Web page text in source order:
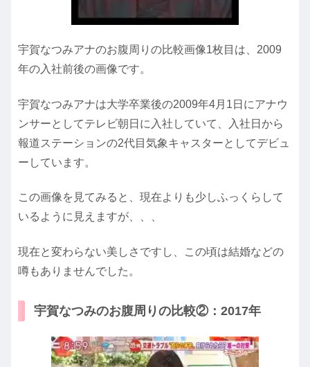
宇賀なつみアナのお腹周りの比較画像1枚目は、2009
年の入社前後の画像です。
宇賀なつみアナは大学卒業後の2009年4月1日にアナウ
ンサーとしてテレビ朝日に入社していて、入社日から
報道ステーションの2代目気象キャスターとしてデビュ
ーしています。
この画像を見てみると、現在よりも少しふっくらして
いるように見えますが、、、
現在と変わらない美しさですし、この頃は結婚などの
噂もありませんでした。
宇賀なつみのお腹周りの比較②：2017年